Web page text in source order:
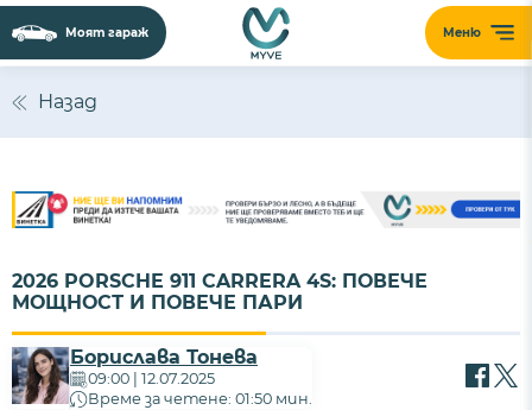
Меню
Моят гараж
Назад
2026 PORSCHE 911 CARRERA 4S: ПОВЕЧЕ
МОЩНОСТ И ПОВЕЧЕ ПАРИ
Борислава Тонева
09:00 | 12.07.2025
Време за четене: 01:50 мин.